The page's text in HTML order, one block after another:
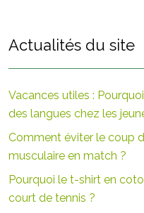
Actualités du site
Vacances utiles :
des langues chez les
Comment éviter le coup
musculaire en match ?
Pourquoi le t-shirt en
court de tennis ?